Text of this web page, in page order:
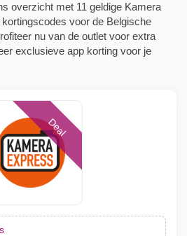
overzicht met 11 geldige Kamera
voor de Belgische
nu van de outlet voor extra
exclusieve app korting voor je
Deal